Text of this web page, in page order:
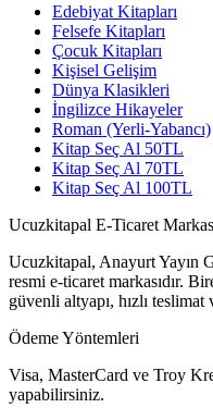
Edebiyat Kitapları
Felsefe Kitapları
Çocuk Kitapları
Kişisel Gelişim
Dünya Klasikleri
İngilizce Hikayeler
Roman (Yerli-Yabancı)
Kitap Seç Al 50TL
Kitap Seç Al 70TL
Kitap Seç Al 100TL
Ucuzkitapal E-Ticaret
Ucuzkitapal, Anayurt Yayın
resmi e-ticaret markasıdır.
güvenli altyapı, hızlı
Ödeme Yöntemleri
Visa, MasterCard ve Troy
yapabilirsiniz.